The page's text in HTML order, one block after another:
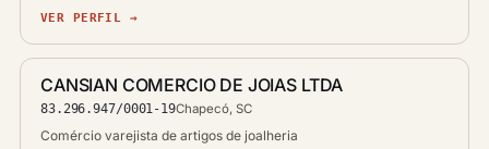
VER PERFIL →
CANSIAN COMERCIO DE JOIAS LTDA
83.296.947/0001-19Chapecó, SC
Comércio varejista de artigos de joalheria